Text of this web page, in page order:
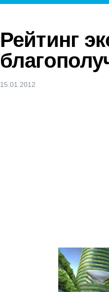
Рейтинг
15.01.2012